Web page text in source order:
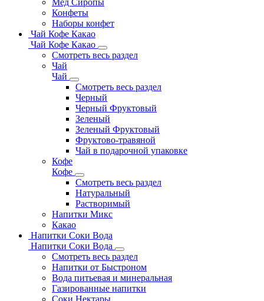
Мёд Сиропы
Конфеты
Наборы конфет
Чай Кофе Какао
Чай Кофе Какао
Смотреть весь раздел
Чай
Чай
Смотреть весь раздел
Черный
Черный Фруктовый
Зеленый
Зеленый Фруктовый
Фруктово-травяной
Чай в подарочной упаковке
Кофе
Кофе
Смотреть весь раздел
Натуральный
Растворимый
Напитки Микс
Какао
Напитки Соки Вода
Напитки Соки Вода
Смотреть весь раздел
Напитки от Быстроном
Вода питьевая и минеральная
Газированные напитки
Соки Нектары